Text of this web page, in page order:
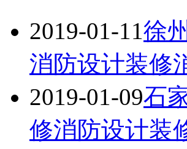
2019-01-11徐
消防设计装修
2019-01-09石
修消防设计装